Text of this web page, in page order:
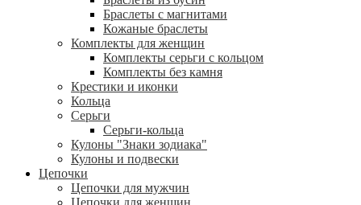
Браслеты с магнитами
Кожаные браслеты
Комплекты для женщин
Комплекты серьги с кольцом
Комплекты без камня
Крестики и иконки
Кольца
Серьги
Серьги-кольца
Кулоны "Знаки зодиака"
Кулоны и подвески
Цепочки
Цепочки для мужчин
Цепочки для женщин